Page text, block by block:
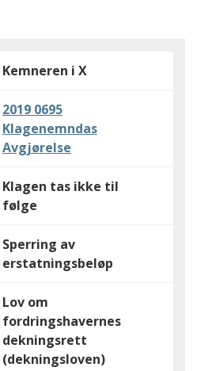
Kemneren i X
2019 0695
Klagenemndas
Avgjørelse
Klagen tas ikke til
følge
Sperring av
erstatningsbeløp
Lov om
fordringshavernes
dekningsrett
(dekningsloven)